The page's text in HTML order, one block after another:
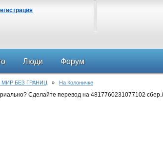
Люди Форум
- МИР БЕЗ ГРАНИЦ » На Колоничке
Сделайте перевод на 4817760231077102